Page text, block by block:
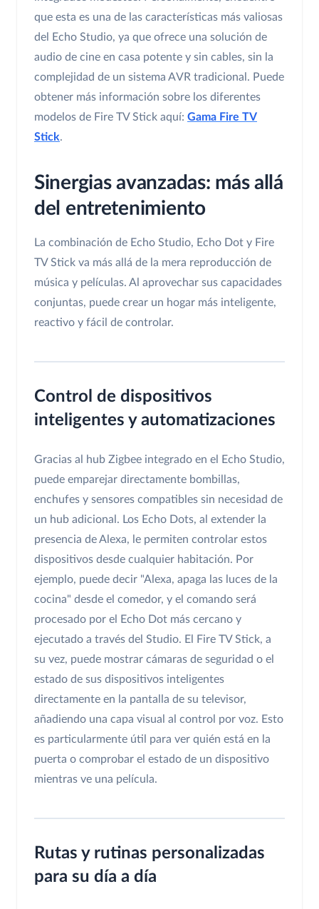
que esta es una de las características más valiosas
del Echo Studio, ya que ofrece una solución de
audio de cine en casa potente y sin cables, sin la
complejidad de un sistema AVR tradicional. Puede
obtener más información sobre los diferentes
modelos de Fire TV Stick aquí: Gama Fire TV
Stick.
Sinergias avanzadas: más allá
del entretenimiento
La combinación de Echo Studio, Echo Dot y Fire
TV Stick va más allá de la mera reproducción de
música y películas. Al aprovechar sus capacidades
conjuntas, puede crear un hogar más inteligente,
reactivo y fácil de controlar.
Control de dispositivos
inteligentes y automatizaciones
Gracias al hub Zigbee integrado en el Echo Studio,
puede emparejar directamente bombillas,
enchufes y sensores compatibles sin necesidad de
un hub adicional. Los Echo Dots, al extender la
presencia de Alexa, le permiten controlar estos
dispositivos desde cualquier habitación. Por
ejemplo, puede decir "Alexa, apaga las luces de la
cocina" desde el comedor, y el comando será
procesado por el Echo Dot más cercano y
ejecutado a través del Studio. El Fire TV Stick, a
su vez, puede mostrar cámaras de seguridad o el
estado de sus dispositivos inteligentes
directamente en la pantalla de su televisor,
añadiendo una capa visual al control por voz. Esto
es particularmente útil para ver quién está en la
puerta o comprobar el estado de un dispositivo
mientras ve una película.
Rutas y rutinas personalizadas
para su día a día